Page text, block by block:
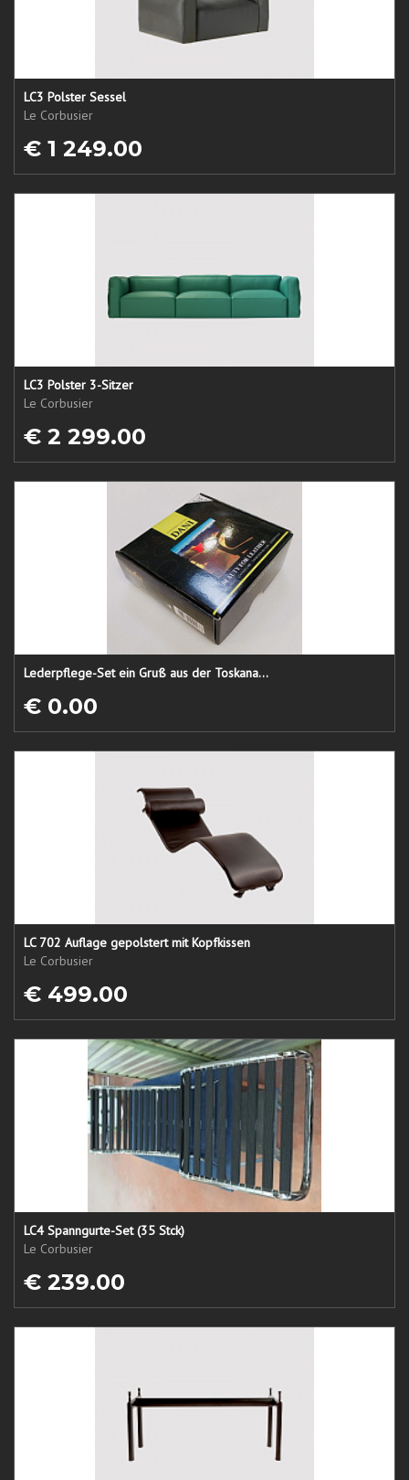
LC3 Polster Sessel
Le Corbusier
€ 1 249.00
LC3 Polster 3-Sitzer
Le Corbusier
€ 2 299.00
Lederpflege-Set ein Gruß aus der Toskana...
€ 0.00
LC 702 Auflage gepolstert mit Kopfkissen
Le Corbusier
€ 499.00
LC4 Spanngurte-Set (35 Stck)
Le Corbusier
€ 239.00